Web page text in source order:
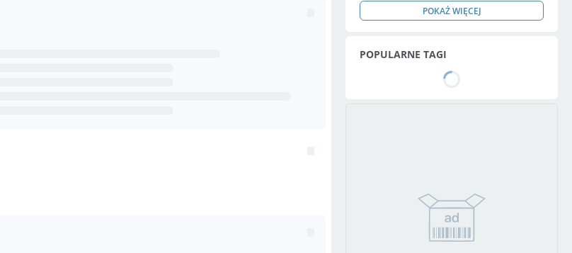
POKAŻ WIĘCEJ
POPULARNE TAGI